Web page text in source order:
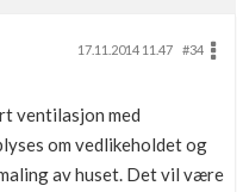
17.11.2014 11.47
#34
ventilasjon med
om vedlikeholdet og
av huset. Det vil være